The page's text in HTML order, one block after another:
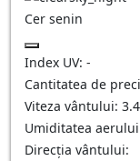
Cer senin
Index UV: -
Cantitatea de
Viteza vântului: 3.4
Umiditatea
Direcția vântului: